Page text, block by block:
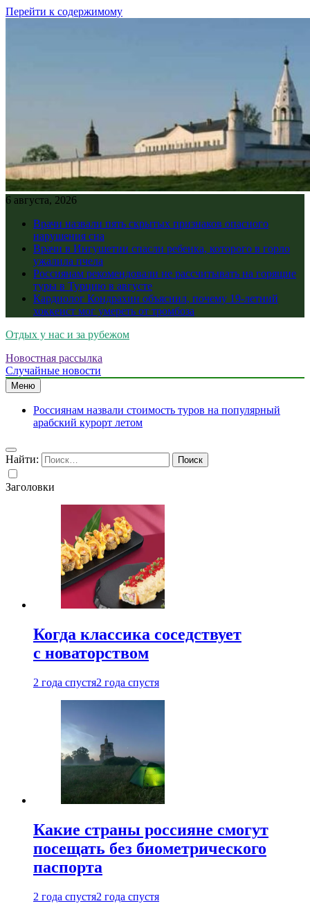
Перейти к содержимому
6 августа, 2026
Врачи назвали пять скрытых признаков опасного
нарушения сна
Врачи в Ингушетии спасли ребенка, которого в горло
ужалила пчела
Россиянам рекомендовали не рассчитывать на горящие
туры в Турцию в августе
Кардиолог Кондрахин объяснил, почему 19-летний
хоккеист мог умереть от тромбоза
Отдых у нас и за рубежом
Новостная рассылка
Случайные новости
Меню
Россиянам назвали стоимость туров на популярный
арабский курорт летом
Найти:
Заголовки
Когда классика соседствует
с новаторством
2 года спустя2 года спустя
Какие страны россияне смогут
посещать без биометрического
паспорта
2 года спустя2 года спустя